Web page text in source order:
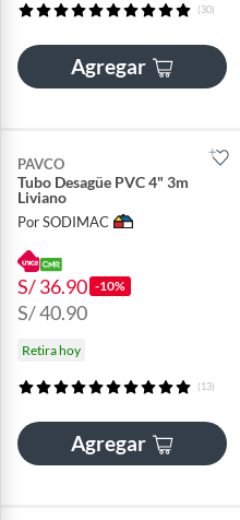
(30)
Agregar
PAVCO
Tubo Desagüe PVC 4" 3m
Liviano
Por SODIMAC
S/ 36.90 -10%
S/ 40.90
Retira hoy
(13)
Agregar